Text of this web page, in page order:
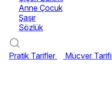
Anne Çocuk
Şaşır
Sözlük
Pratik Tarifler Mücver Tarifi